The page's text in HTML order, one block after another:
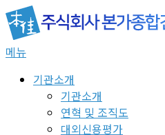
콘
텐
츠
로
메뉴
기관소개
기관소개
연혁 및 조직도
대외신용평가